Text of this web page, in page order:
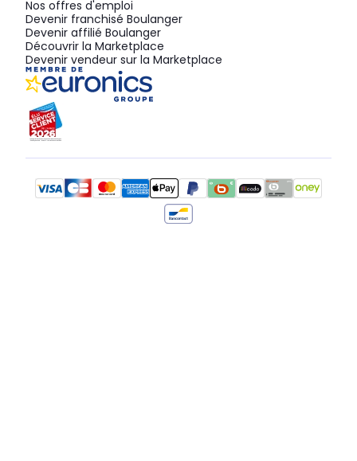
Nos offres d'emploi
Devenir franchisé Boulanger
Devenir affilié Boulanger
Découvrir la Marketplace
Devenir vendeur sur la Marketplace